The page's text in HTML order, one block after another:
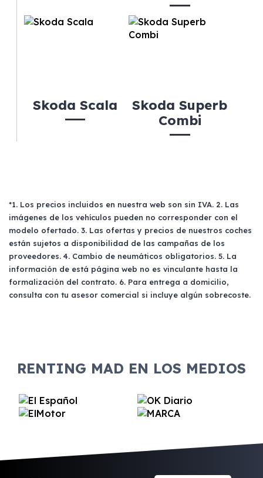
Skoda Scala
Skoda Superb
Combi
*1. Los precios incluidos en nuestra web son sin IVA. 2. Las
imágenes de los vehículos pueden no corresponder con el
modelo ofertado. 3. Las ofertas y precios de nuestros coches
están sujetos a disponibilidad de las campañas de los
proveedores. 4. Cambio de neumáticos obligatorios. 5. La
información de está página web no es vinculante hasta la
formalización del contrato. 6. Para entrega a domicilio,
consulta con tu asesor comercial si incluye algún sobrecoste.
RENTING MAD EN LOS MEDIOS